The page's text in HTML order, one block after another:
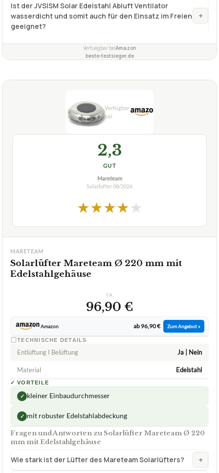
Ist der JVSISM Solar Edelstahl Abluft Ventilator
wasserdicht und somit auch für den Einsatz im Freien
geeignet?
+
Verfuegbar beiAmazon
beste-testsieger.de
2,3
GUT
Mareteam
Solarlüfter08/2026
★★★★★
MARETEAM
Solarlüfter Mareteam Ø 220 mm mit
Edelstahlgehäuse
ca.
96,90 €
Amazon ab 96,90 € Zum Angebot »
TECHNISCHE DETAILS
Entlüftung I Belüftung Ja | Nein
Material Edelstahl
✓ VORTEILE
✓ kleiner Einbaudurchmesser
✓ mit robuster Edelstahlabdeckung
Fragen und Antworten zu Solarlüfter Mareteam Ø 220
mm mit Edelstahlgehäuse
Wie stark ist der Lüfter des Mareteam Solarlüfters? +